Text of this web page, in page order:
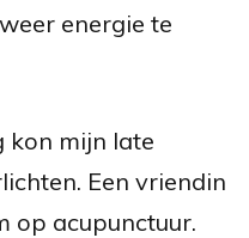
energie te
kon mijn late
Een vriendin
op acupunctuur.